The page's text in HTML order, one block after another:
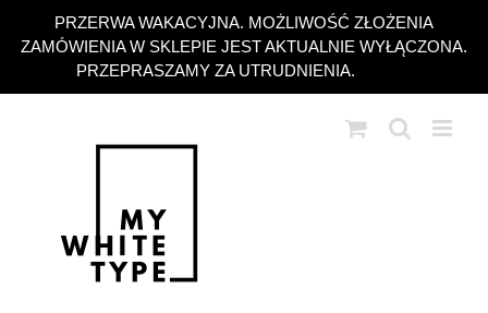
PRZERWA WAKACYJNA. MOŻLIWOŚĆ ZŁOŻENIA
ZAMÓWIENIA W SKLEPIE JEST AKTUALNIE WYŁĄCZONA.
PRZEPRASZAMY ZA UTRUDNIENIA.
zawartości